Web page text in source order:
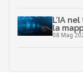
L’IA
la
08 Mag